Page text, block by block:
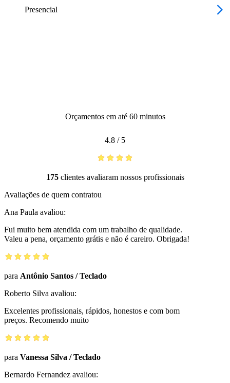
Presencial
Orçamentos em até 60 minutos
4.8 / 5
175clientes avaliaram nossos profissionais
Avaliações de quem contratou
Ana Paula avaliou:
Fui muito bem atendida com um trabalho de qualidade.
Valeu a pena, orçamento grátis e não é careiro. Obrigada!
para Antônio Santos /Teclado
Roberto Silva avaliou:
Excelentes profissionais, rápidos, honestos e com bom
preços. Recomendo muito
para Vanessa Silva /Teclado
Bernardo Fernandez avaliou: